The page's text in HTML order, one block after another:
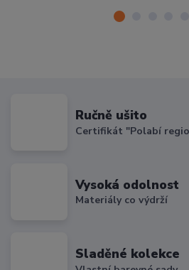
Ručně ušito
Certifikát "Polabí
Vysoká odolnost
Materiály co výdrží
Sladěné kolekce